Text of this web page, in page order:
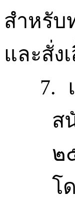
สำหรับ
และสั่ง
7.
ส
๒
โ